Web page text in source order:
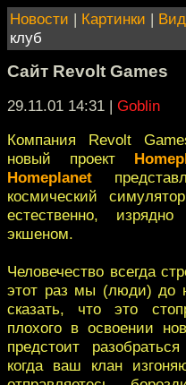
Новости | Картинки |
клуб
Сайт Revolt Games
29.11.01 14:31 | Goblin
Компания Revolt
новый проект
Homeplanet
космический
естественно,
экшеном.
Человечество всегда
этот раз мы (люди) до
сказать, что это
плохого в освоении
предстоит
когда ваш клан